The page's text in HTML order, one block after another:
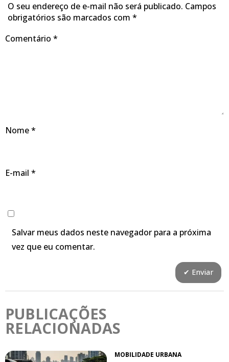
O seu endereço de e-mail não será publicado. Campos
obrigatórios são marcados com *
Comentário *
Nome*
E-mail *
Salvar meus dados neste navegador para a próxima
vez que eu comentar.
PUBLICAÇÕES
RELACIONADAS
MOBILIDADE URBANA